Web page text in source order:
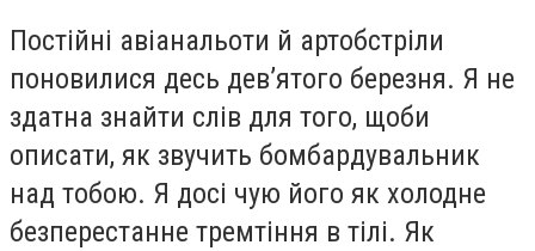
Постійні авіанальоти й артобстріли
поновилися десь дев’ятого березня. Я не
здатна знайти слів для того, щоби
описати, як звучить бомбардувальник
над тобою. Я досі чую його як холодне
безперестанне тремтіння в тілі. Як